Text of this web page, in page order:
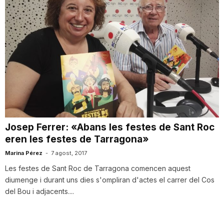
e
r
a
Josep Ferrer: «Abans les festes de Sant Roc
eren les festes de Tarragona»
Marina Pérez - 7 agost, 2017
Les festes de Sant Roc de Tarragona comencen aquest
diumenge i durant uns dies s'ompliran d'actes el carrer del Cos
del Bou i adjacents....